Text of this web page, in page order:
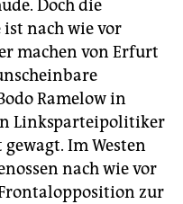
Doch die
nach wie vor
machen von Erfurt
Ramelow in
Linksparteipolitiker
Im Westen
nach wie vor
zur